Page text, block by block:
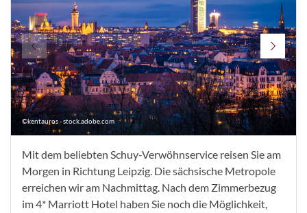
©kentauros - stock.adobe.com
Mit dem beliebten Schuy-Verwöhnservice reisen Sie am
Morgen in Richtung Leipzig. Die sächsische Metropole
erreichen wir am Nachmittag. Nach dem Zimmerbezug
im 4* Marriott Hotel haben Sie noch die Möglichkeit,